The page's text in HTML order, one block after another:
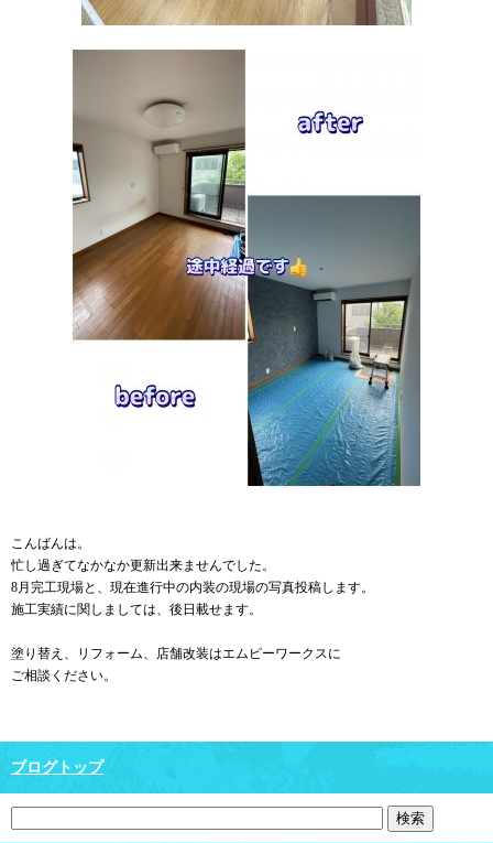
こんばんは。
忙し過ぎてなかなか更新出来ませんでした。
8月完工現場と、現在進行中の内装の現場の写真投稿します。
施工実績に関しましては、後日載せます。
塗り替え、リフォーム、店舗改装はエムピーワークスに
ご相談ください。
ブログトップ